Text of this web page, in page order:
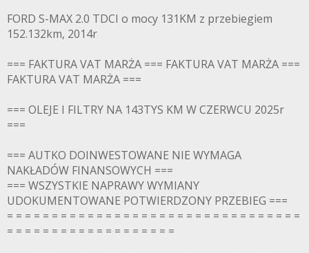
FORD S-MAX 2.0 TDCI o mocy 131KM z przebiegiem
152.132km, 2014r
=== FAKTURA VAT MARŻA === FAKTURA VAT MARŻA ===
FAKTURA VAT MARŻA ===
=== OLEJE I FILTRY NA 143TYS KM W CZERWCU 2025r
===
=== AUTKO DOINWESTOWANE NIE WYMAGA
NAKŁADÓW FINANSOWYCH ===
=== WSZYSTKIE NAPRAWY WYMIANY
UDOKUMENTOWANE POTWIERDZONY PRZEBIEG ===
= = = = = = = = = = = = = = = = = = = = = = = = = = = = = = = = =
= = = = = = = = = = = = = = = = = = =